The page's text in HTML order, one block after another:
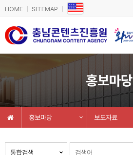
HOME SITEMAP
홍보마당
홍보마당 보도자료